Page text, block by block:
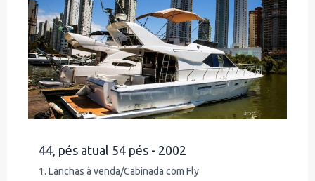
44, pés atual 54 pés - 2002
1. Lanchas à venda/Cabinada com Fly